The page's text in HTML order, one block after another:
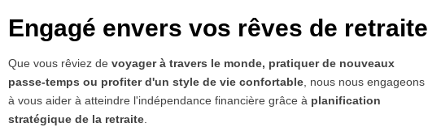
Engagé envers vos rêves de retraite
Que vous rêviez de voyager à travers le monde, pratiquer de nouveaux
passe-temps ou profiter d'un style de vie confortable , nous nous engageons
à vous aider à atteindre l'indépendance financière grâce à planification
stratégique de la retraite